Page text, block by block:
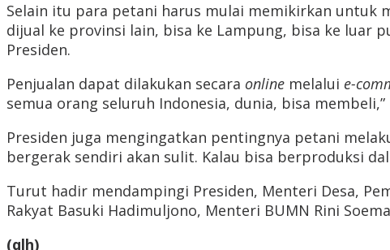
Selain itu para petani harus mulai memikirkan untuk
dijual ke provinsi lain, bisa ke Lampung, bisa ke luar
Presiden.
Penjualan dapat dilakukan secara online melalui e-
semua orang seluruh Indonesia, dunia, bisa membeli,”
Presiden juga mengingatkan pentingnya petani
bergerak sendiri akan sulit. Kalau bisa berproduksi
Turut hadir mendampingi Presiden, Menteri Desa,
Rakyat Basuki Hadimuljono, Menteri BUMN Rini
(qlh)